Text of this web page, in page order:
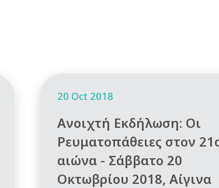
20 Oct 2018
Ανοιχτή Εκδήλωση: Οι
Ρευματοπάθειες στον
αιώνα - Σάββατο 20
Οκτωβρίου 2018, Αίγινα